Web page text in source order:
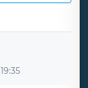
19:35